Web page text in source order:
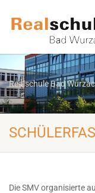
Realschule Bad
Die SMV organisierte